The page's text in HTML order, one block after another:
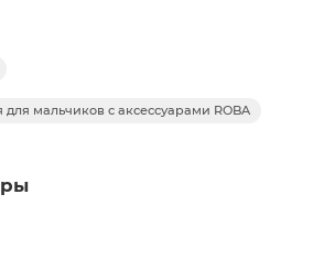
для обработки игровых
для мальчиков с аксессуарами ROBA